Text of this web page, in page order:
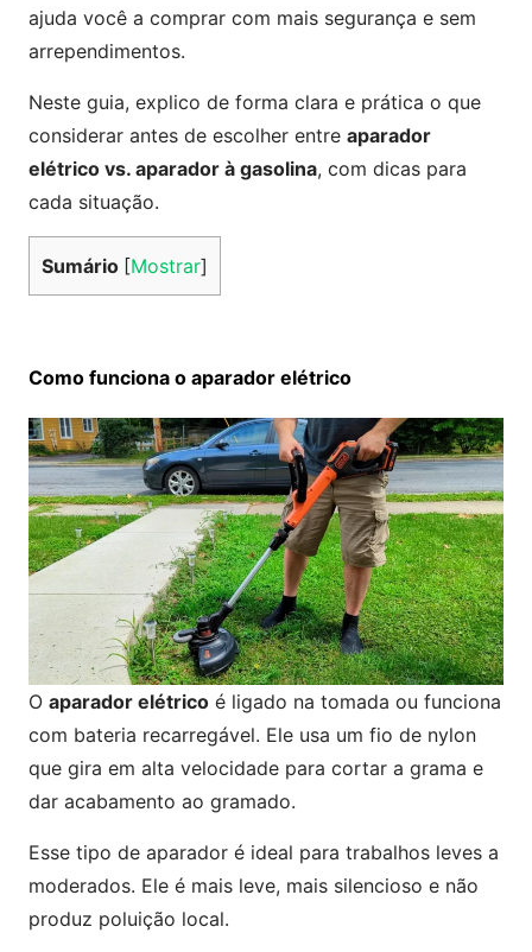
ajuda você a comprar com mais segurança e sem
arrependimentos.
Neste guia, explico de forma clara e prática o que
considerar antes de escolher entre aparador
elétrico vs. aparador à gasolina, com dicas para
cada situação.
Sumário [Mostrar]
Como funciona o aparador elétrico
O aparador elétrico é ligado na tomada ou funciona
com bateria recarregável. Ele usa um fio de nylon
que gira em alta velocidade para cortar a grama e
dar acabamento ao gramado.
Esse tipo de aparador é ideal para trabalhos leves a
moderados. Ele é mais leve, mais silencioso e não
produz poluição local.